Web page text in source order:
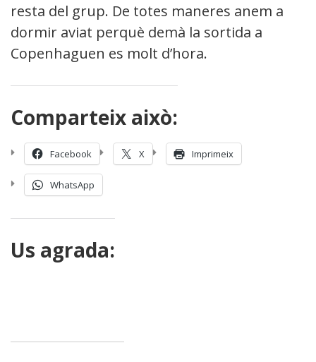
resta del grup. De totes maneres anem a
dormir aviat perquè demà la sortida a
Copenhaguen es molt d’hora.
Comparteix això:
Facebook X Imprimeix
WhatsApp
Us agrada: